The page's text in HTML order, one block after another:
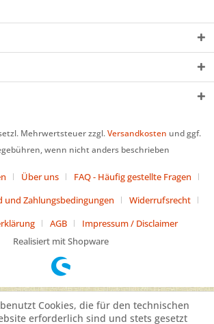
Mehrwertsteuer zzgl.Versandkosten und ggf.
wenn nicht anders beschrieben
Über uns
FAQ - Häufig gestellte Fragen
und Zahlungsbedingungen
Widerrufsrecht
AGB
Impressum / Disclaimer
Realisiert mit Shopware
Cookies, die für den technischen
erforderlich sind und stets gesetzt